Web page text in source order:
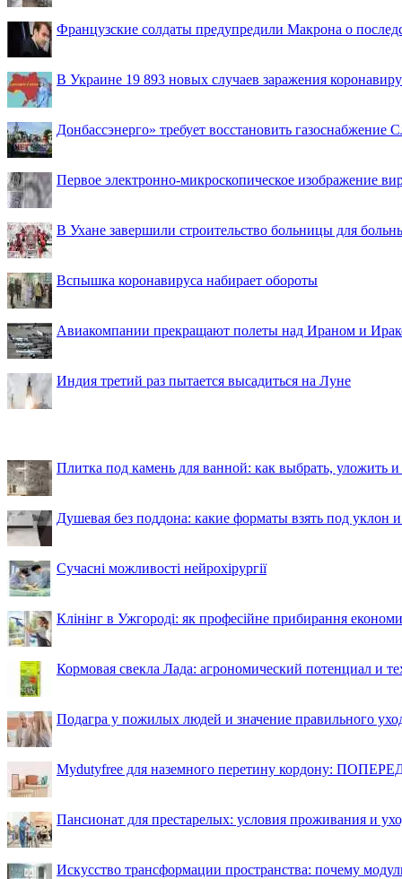
Французские солдаты предупредили Макрона о
В Украине 19 893 новых случаев заражения
Донбассэнерго» требует восстановить газоснабжение
Первое электронно-микроскопическое изображение
В Ухане завершили строительство больницы для
Вспышка коронавируса набирает обороты
Авиакомпании прекращают полеты над Ираном и
Индия третий раз пытается высадиться на Луне
Плитка под камень для ванной: как выбрать, уложить
Душевая без поддона: какие форматы взять под уклон
Сучасні можливості нейрохірургії
Клінінг в Ужгороді: як професійне прибирання
Кормовая свекла Лада: агрономический потенциал и
Подагра у пожилых людей и значение правильного
Mydutyfree для наземного перетину кордону:
Пансионат для престарелых: условия проживания и
Искусство трансформации пространства: почему